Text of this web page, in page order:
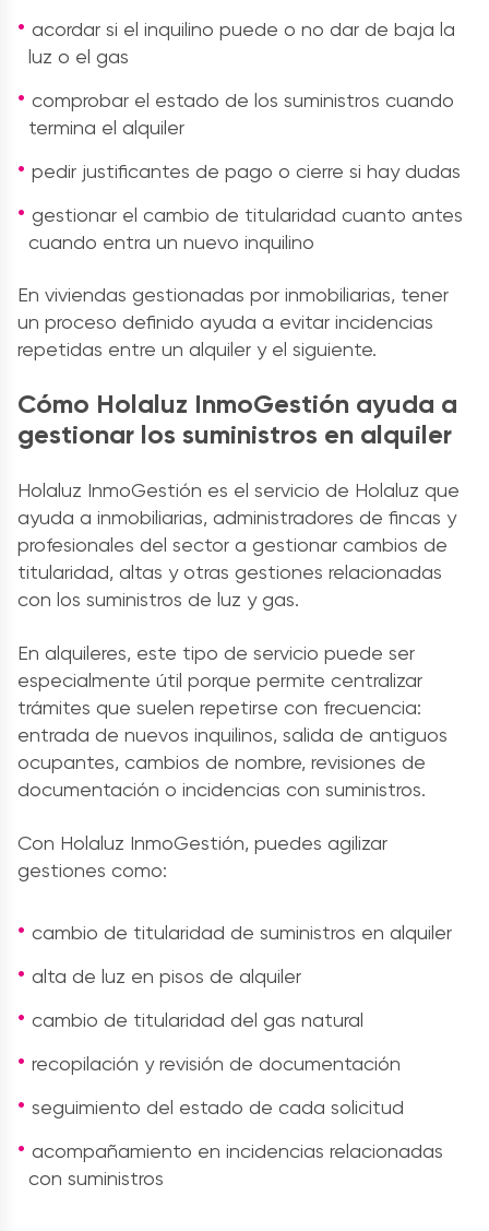
acordar si el inquilino puede o no dar de baja la
luz o el gas
comprobar el estado de los suministros cuando
termina el alquiler
pedir justificantes de pago o cierre si hay dudas
gestionar el cambio de titularidad cuanto antes
cuando entra un nuevo inquilino
En viviendas gestionadas por inmobiliarias, tener
un proceso definido ayuda a evitar incidencias
repetidas entre un alquiler y el siguiente.
Cómo Holaluz InmoGestión ayuda a
gestionar los suministros en alquiler
Holaluz InmoGestión es el servicio de Holaluz que
ayuda a inmobiliarias, administradores de fincas y
profesionales del sector a gestionar cambios de
titularidad, altas y otras gestiones relacionadas
con los suministros de luz y gas.
En alquileres, este tipo de servicio puede ser
especialmente útil porque permite centralizar
trámites que suelen repetirse con frecuencia:
entrada de nuevos inquilinos, salida de antiguos
ocupantes, cambios de nombre, revisiones de
documentación o incidencias con suministros.
Con Holaluz InmoGestión, puedes agilizar
gestiones como:
cambio de titularidad de suministros en alquiler
alta de luz en pisos de alquiler
cambio de titularidad del gas natural
recopilación y revisión de documentación
seguimiento del estado de cada solicitud
acompañamiento en incidencias relacionadas
con suministros